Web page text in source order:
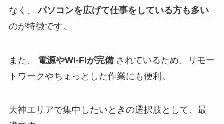
なく、
パソコンを広げて仕事をしている方も多い
のが特徴です。
また、 電源やWi-Fiが完備 されているため、リモー
トワークやちょっとした作業にも便利。
天神エリアで集中したいときの選択肢として、最